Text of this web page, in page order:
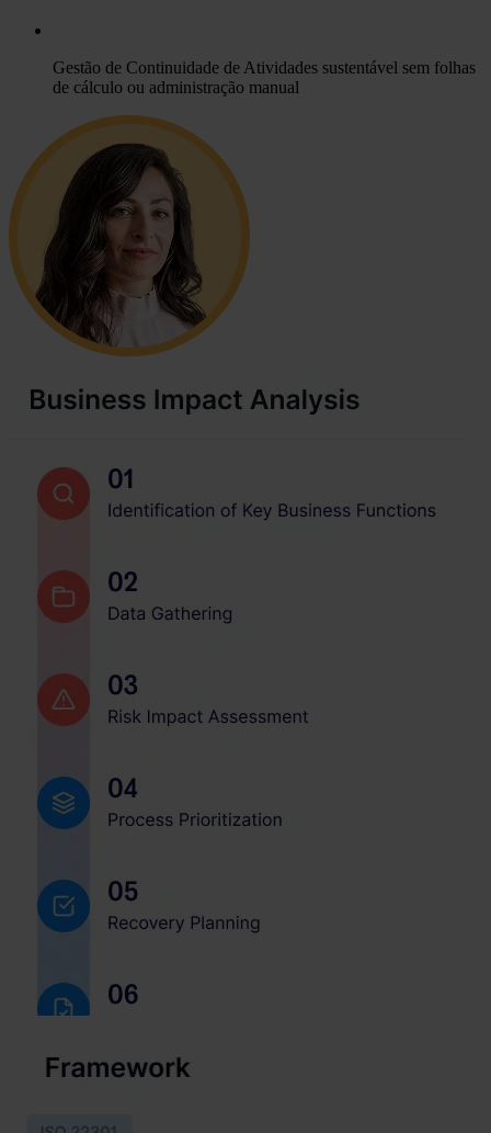
Gestão de Continuidade de Atividades sustentável sem folhas
de cálculo ou administração manual